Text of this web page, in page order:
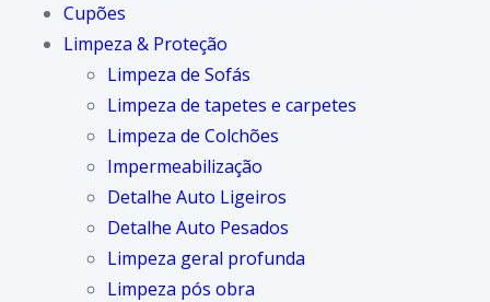
Cupões
Limpeza & Proteção
Limpeza de Sofás
Limpeza de tapetes e carpetes
Limpeza de Colchões
Impermeabilização
Detalhe Auto Ligeiros
Detalhe Auto Pesados
Limpeza geral profunda
Limpeza pós obra